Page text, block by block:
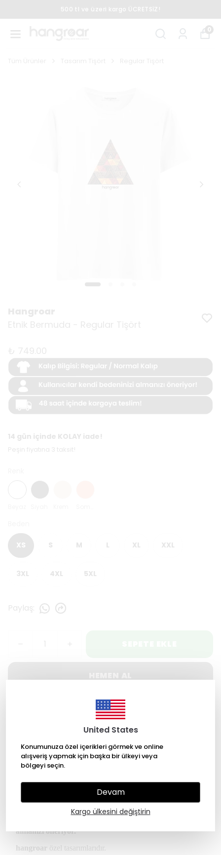
United States
Konumunuza özel içerikleri görmek ve online
alışveriş yapmak için başka bir ülkeyi veya
bölgeyi seçin.
Devam
Kargo ülkesini değiştirin
500 tl ve üzeri kargo ÜCRETSİZ!
0
14 gün içinde KOLAY iade!
Peşin fiyatına 3 taksit!
XS S M L XL XXL
3XL 4XL 5XL
Paylaş
WHATSAPP
500 TL üzeri Ücretsiz kargo
14 gün içinde iade değişim
Ürün Açıklaması
almanızı öneriyor.
hangroar özel tasarımlarıdır.